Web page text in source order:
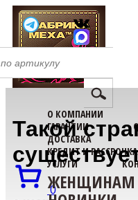
О КОМПАНИИ
ГАРАНТИИ
ДОСТАВКА
КРЕДИТ И РАССРОЧКА
УСЛУГИ
ЖЕНЩИНАМ
0
Такой